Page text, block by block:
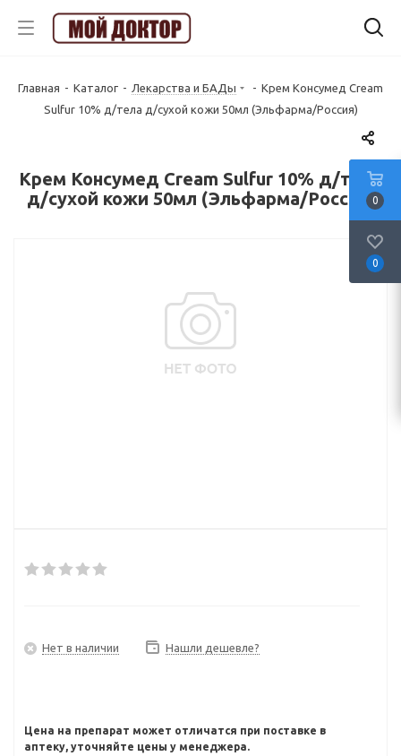
Главная - Каталог - Лекарства и БАДы - Крем Консумед Cream
Sulfur 10% д/тела д/сухой кожи 50мл (Эльфарма/Россия)
Крем Консумед Cream Sulfur 10% д/тела
д/сухой кожи 50мл (Эльфарма/Россия)
Нет в наличии Нашли дешевле?
Цена на препарат может отличатся при поставке в
аптеку, уточняйте цены у менеджера.
0
0